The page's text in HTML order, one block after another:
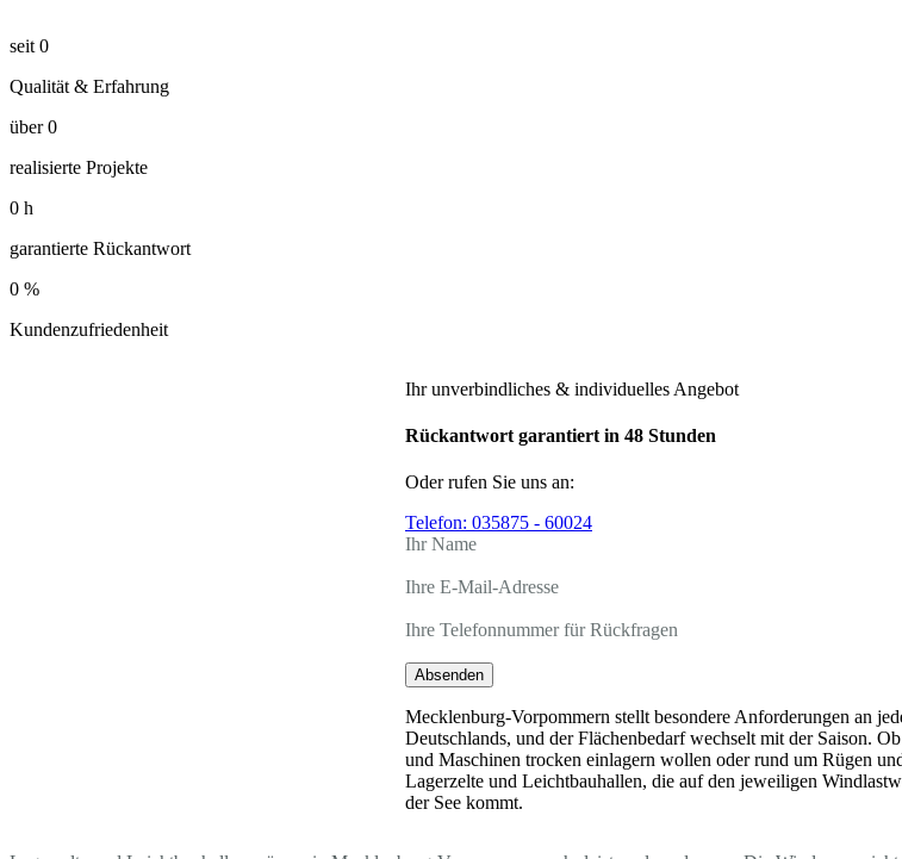
seit 0
Qualität & Erfahrung
über 0
realisierte Projekte
0 h
garantierte Rückantwort
0 %
Kundenzufriedenheit
Ihr unverbindliches & individuelles Angebot
Rückantwort garantiert in 48 Stunden
Oder rufen Sie uns an:
Telefon: 035875 - 60024
Ihr Name
Ihre E-Mail-Adresse
Ihre Telefonnummer für Rückfragen
Absenden
Mecklenburg-Vorpommern stellt besondere Anforderungen an
Deutschlands, und der Flächenbedarf wechselt mit der Saison.
und Maschinen trocken einlagern wollen oder rund um Rügen
Lagerzelte und Leichtbauhallen, die auf den jeweiligen
der See kommt.